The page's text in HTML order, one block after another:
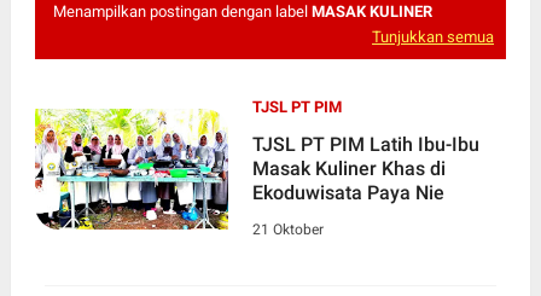
Menampilkan postingan dengan label MASAK KULINER
Tunjukkan semua
TJSL PT PIM
TJSL PT PIM Latih Ibu-Ibu
Masak Kuliner Khas di
Ekoduwisata Paya Nie
21 Oktober